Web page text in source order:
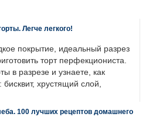
Легче легкого!
покрытие, идеальный разрез
торт перфекциониста.
в разрезе и узнаете, как
бисквит, хрустящий слой,
100 лучших рецептов домашнего